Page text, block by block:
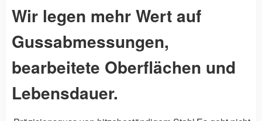
Wir legen mehr Wert auf
Gussabmessungen,
bearbeitete Oberflächen und
Lebensdauer.